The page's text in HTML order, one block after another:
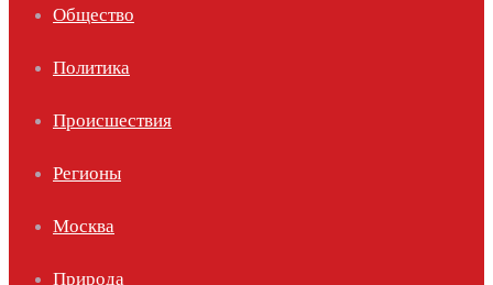
Общество
Политика
Происшествия
Регионы
Москва
Природа